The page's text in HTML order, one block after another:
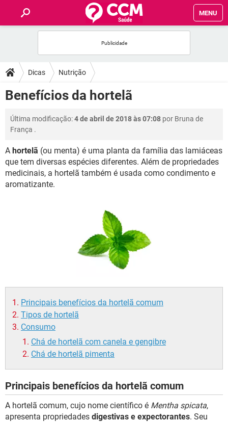
MENU
FÓRUM
SAÚDE
FAMÍLIA
BEM-ESTAR
Dicas Nutrição
Benefícios da hortelã
Última modificação:4 de abril de 2018 às 07:08 por Bruna de
França .
A hortelã (ou menta) é uma planta da família das lamiáceas
que tem diversas espécies diferentes. Além de propriedades
medicinais, a hortelã também é usada como condimento e
aromatizante.
Principais benefícios da hortelã comum
Tipos de hortelã
Consumo
Chá de hortelã com canela e gengibre
Chá de hortelã pimenta
Principais benefícios da hortelã comum
A hortelã comum, cujo nome científico é Mentha spicata,
apresenta propriedades digestivas e expectorantes. Seu